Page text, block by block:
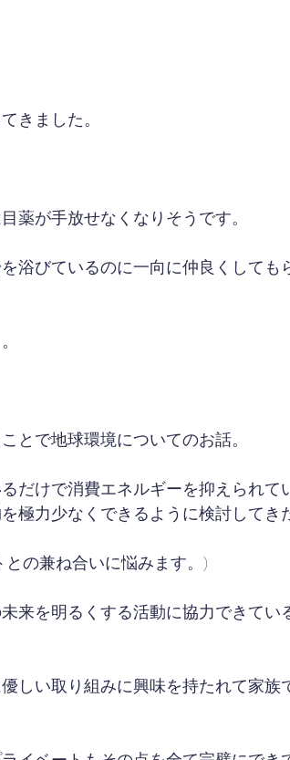
きました。
薬が手放せなくなりそうです。
浴びているのに一向に仲良くしても
とで地球環境についてのお話。
だけで消費エネルギーを抑えられて
極力少なくできるように検討してき
の兼ね合いに悩みます。)
来を明るくする活動に協力できてい
しい取り組みに興味を持たれて家族